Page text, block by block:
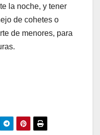
la noche, y tener
de cohetes o
de menores, para